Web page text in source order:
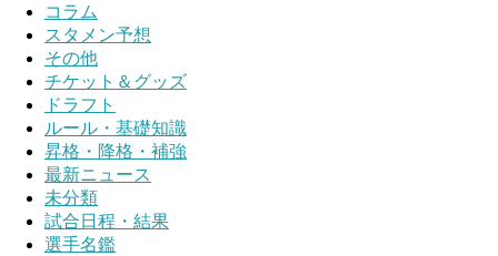
コラム
スタメン予想
その他
チケット＆グッズ
ドラフト
ルール・基礎知識
昇格・降格・補強
最新ニュース
未分類
試合日程・結果
選手名鑑